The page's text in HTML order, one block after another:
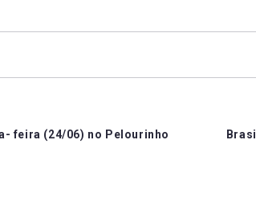
feira (24/06) no Pelourinho